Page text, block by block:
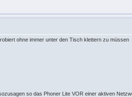
ohne immer unter den Tisch klettern zu müssen
so das Phoner Lite VOR einer aktiven